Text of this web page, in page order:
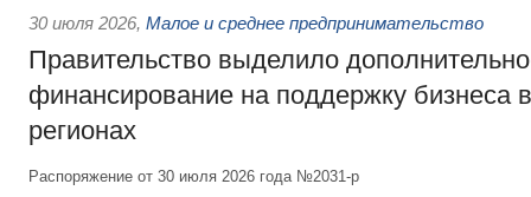
30 июля 2026, Малое и среднее предпринимательство
Правительство выделило
финансирование на поддержку бизнеса
регионах
Распоряжение от 30 июля 2026 года №2031-р